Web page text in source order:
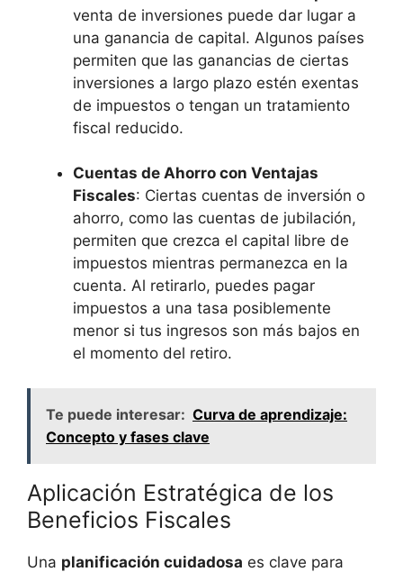
venta de inversiones puede‍ dar lugar a
una ganancia de capital. Algunos países
permiten que las⁢ ganancias de ciertas
inversiones ⁤a ⁤largo plazo estén exentas
de impuestos o tengan un tratamiento
fiscal reducido.
Cuentas de Ahorro con Ventajas
Fiscales:‌ Ciertas cuentas de inversión o
ahorro, como las cuentas de jubilación,
permiten que crezca ‌el capital libre de​
impuestos mientras‍ permanezca en la
⁣cuenta. Al retirarlo, puedes pagar
impuestos a una tasa posiblemente
menor si tus ingresos son más bajos en
el momento del retiro.
Te puede interesar: Curva de aprendizaje:
Concepto y fases clave
Aplicación Estratégica de los⁣
Beneficios Fiscales
Una planificación cuidadosa es clave para